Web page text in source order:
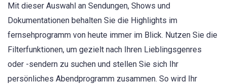
Mit dieser Auswahl an Sendungen, Shows und
Dokumentationen behalten Sie die Highlights im
fernsehprogramm von heute immer im Blick. Nutzen Sie die
Filterfunktionen, um gezielt nach Ihren Lieblingsgenres
oder -sendern zu suchen und stellen Sie sich Ihr
persönliches Abendprogramm zusammen. So wird Ihr